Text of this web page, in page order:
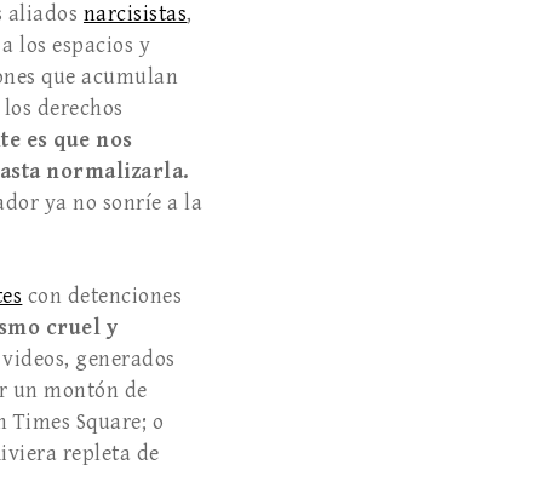
aliados narcisistas,
los espacios y
que acumulan
derechos
es que nos
normalizarla.
ya no sonríe a la
con detenciones
cruel y
generados
un montón de
Square; o
repleta de